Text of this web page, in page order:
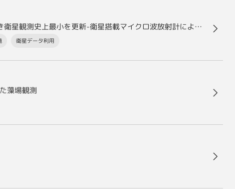
北極の冬季海氷域面積が広がりにくく、昨年に続き衛星観測史上最小を更新-衛星搭載マイクロ波放射計による長期北極海氷モニタリング-
衛星データ利用
藻場観測